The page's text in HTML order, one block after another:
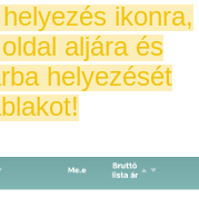
ikonra,
aljára és
helyezését